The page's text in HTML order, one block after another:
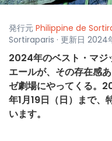
発行元 Philippine de
Sortiraparis · 更新日 2024
2024年のベスト・マジ
エールが、その存在感
ゼ劇場にやってくる。
年1月19日（日）まで、
います。